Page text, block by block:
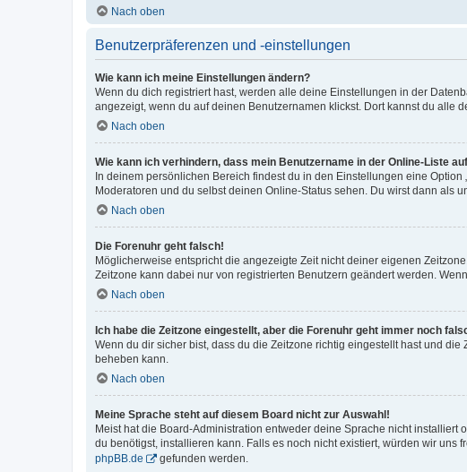
Nach oben
Benutzerpräferenzen und -einstellungen
Wie kann ich meine Einstellungen ändern?
Wenn du dich registriert hast, werden alle deine Einstellungen in der
angezeigt, wenn du auf deinen Benutzernamen klickst. Dort kannst du alle
Nach oben
Wie kann ich verhindern, dass mein Benutzername in der Online-Liste
In deinem persönlichen Bereich findest du in den Einstellungen eine
Moderatoren und du selbst deinen Online-Status sehen. Du wirst dann als
Nach oben
Die Forenuhr geht falsch!
Möglicherweise entspricht die angezeigte Zeit nicht deiner eigenen
Zeitzone kann dabei nur von registrierten Benutzern geändert werden.
Nach oben
Ich habe die Zeitzone eingestellt, aber die Forenuhr geht immer noch
Wenn du dir sicher bist, dass du die Zeitzone richtig eingestellt hast und
beheben kann.
Nach oben
Meine Sprache steht auf diesem Board nicht zur Auswahl!
Meist hat die Board-Administration entweder deine Sprache nicht
du benötigst, installieren kann. Falls es noch nicht existiert, würden wir uns
phpBB.de
gefunden werden.